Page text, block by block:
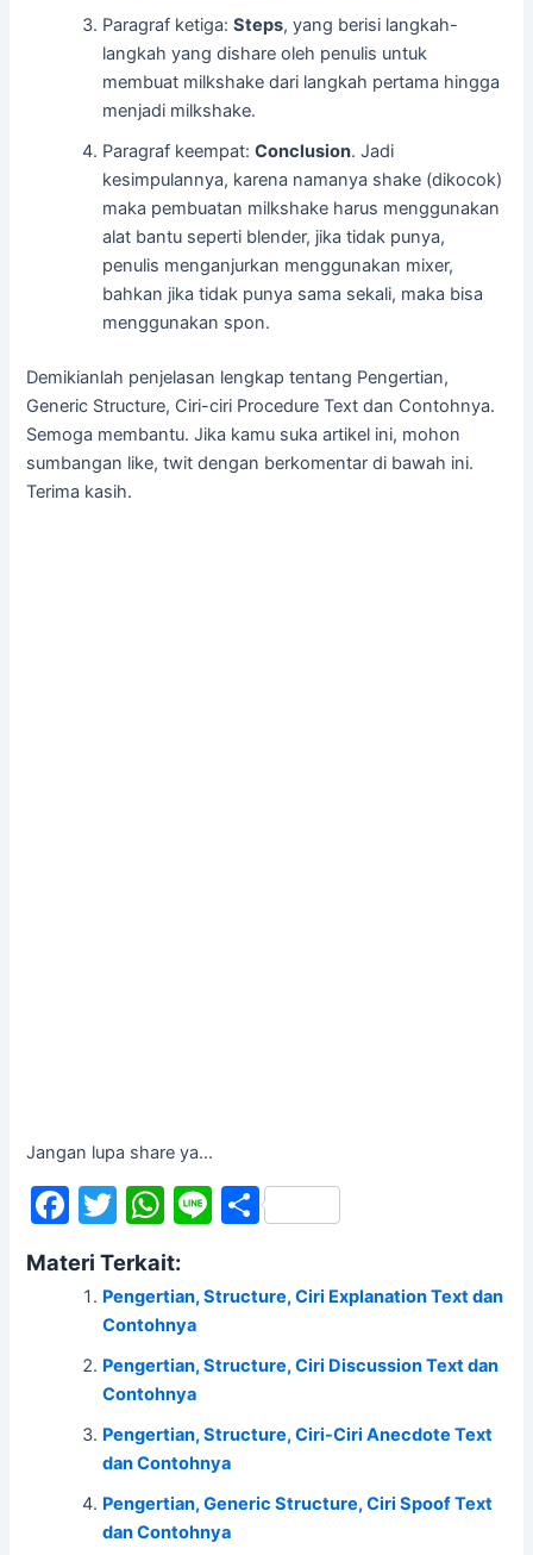
Paragraf ketiga:Steps, yang berisi langkah-
langkah yang dishare oleh penulis untuk
membuat milkshake dari langkah pertama hingga
menjadi milkshake.
Paragraf keempat:Conclusion. Jadi
kesimpulannya, karena namanya shake (dikocok)
maka pembuatan milkshake harus menggunakan
alat bantu seperti blender, jika tidak punya,
penulis menganjurkan menggunakan mixer,
bahkan jika tidak punya sama sekali, maka bisa
menggunakan spon.
Demikianlah penjelasan lengkap tentang Pengertian,
Generic Structure, Ciri-ciri Procedure Text dan Contohnya.
Semoga membantu. Jika kamu suka artikel ini, mohon
sumbangan like, twit dengan berkomentar di bawah ini.
Terima kasih.
Jangan lupa share ya...
F
a
c
e
b
o
T
w
itt
er
W
h
at
s
A
p
p
Li
e
S
ar
e
Materi Terkait:
Pengertian, Structure, Ciri Explanation Text dan
Contohnya
Pengertian, Structure, Ciri Discussion Text dan
Contohnya
Pengertian, Structure, Ciri-Ciri Anecdote Text
dan Contohnya
Pengertian, Generic Structure, Ciri Spoof Text
dan Contohnya